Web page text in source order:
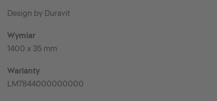
Design by Duravit
Wymiar
1400 x 35 mm
Warianty
LM7844000000000